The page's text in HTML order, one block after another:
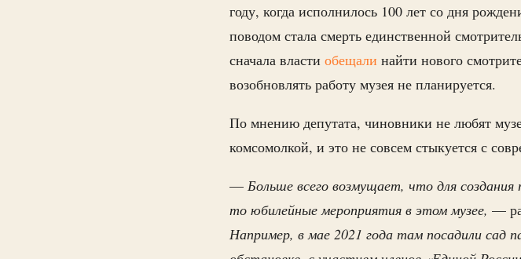
году, когда исполнилось 100 лет со дня
поводом стала смерть единственной
сначала власти обещали найти нового
возобновлять работу музея не планируется.
По мнению депутата, чиновники не любят
комсомолкой, и это не совсем стыкуется с
— Больше всего возмущает, что для
то юбилейные мероприятия в этом музее, —
Например, в мае 2021 года там посадили сад